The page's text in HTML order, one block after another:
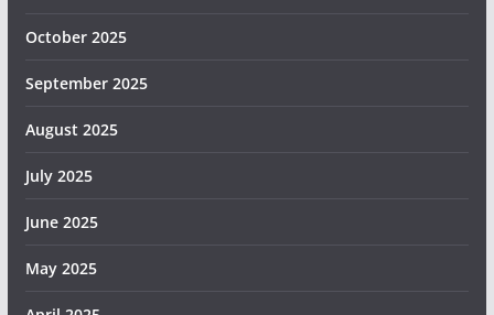
October 2025
September 2025
August 2025
July 2025
June 2025
May 2025